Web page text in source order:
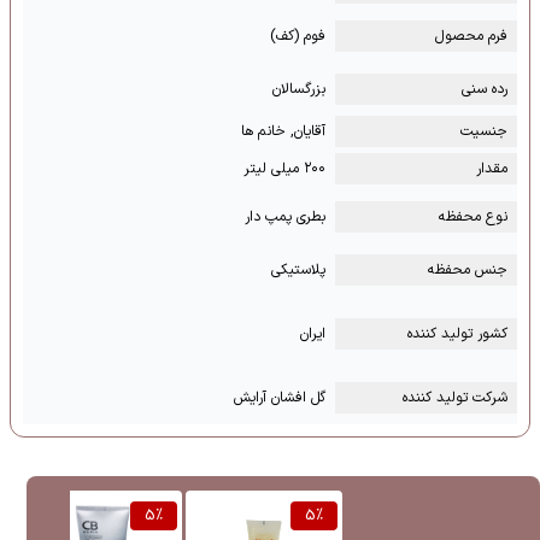
فرم محصول فوم (کف)
رده سنی
بزرگسالان
جنسیت
آقایان, خانم ها
مقدار
۲۰۰ میلی لیتر
نوع محفظه بطری پمپ دار
جنس محفظه پلاستیکی
کشور تولید کننده ایران
شرکت تولید کننده گل افشان آرایش
5%
5%